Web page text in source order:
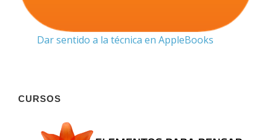
Dar sentido a la técnica en AppleBooks
CURSOS